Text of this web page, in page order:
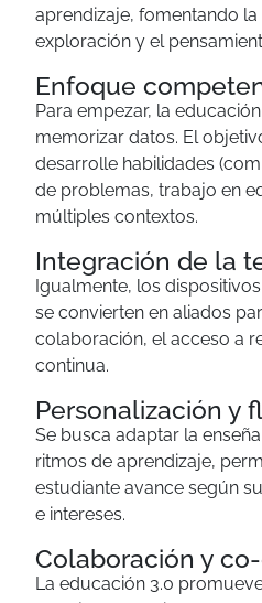
aprendizaje, fomentando
exploración y el
Enfoque
Para empezar, la
memorizar datos. El
desarrolle habilidades
de problemas, trabajo en
múltiples contextos.
Integración de la
Igualmente, los
se convierten en aliados
colaboración, el acceso a
continua.
Personalización y
Se busca adaptar la
ritmos de aprendizaje,
estudiante avance según
e intereses.
Colaboración y
La educación 3.0